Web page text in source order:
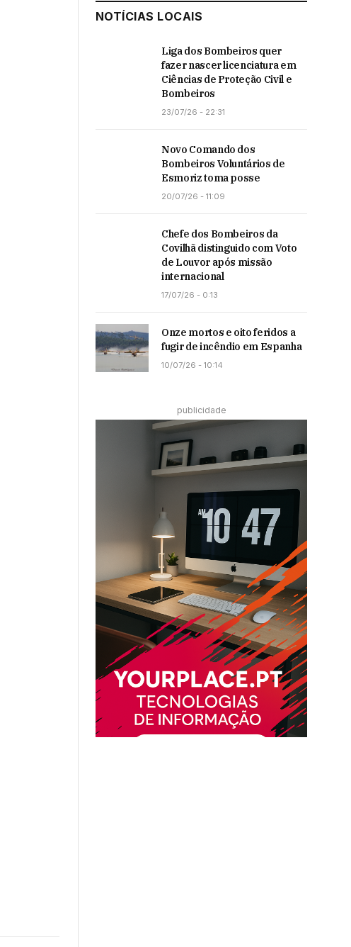
NOTÍCIAS LOCAIS
Liga dos Bombeiros quer
fazer nascer licenciatura em
Ciências de Proteção Civil e
Bombeiros
23/07/26 - 22:31
Novo Comando dos
Bombeiros Voluntários de
Esmoriz toma posse
20/07/26 - 11:09
Chefe dos Bombeiros da
Covilhã distinguido com Voto
de Louvor após missão
internacional
17/07/26 - 0:13
Onze mortos e oito feridos a
fugir de incêndio em Espanha
10/07/26 - 10:14
publicidade